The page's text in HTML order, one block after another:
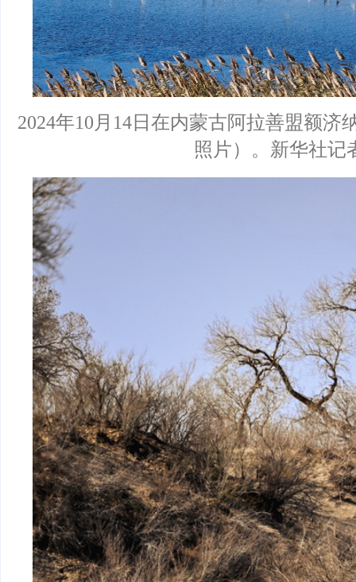
2024年10月14日在内蒙古阿拉善盟额济
照片）。新华社记